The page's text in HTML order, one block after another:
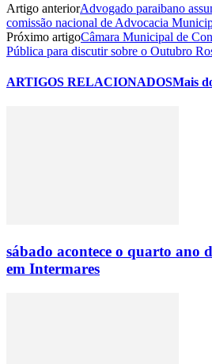
Artigo anteriorAdvogado paraibano
comissão nacional de Advocacia
Próximo artigoCâmara Municipal de
Pública para discutir sobre o Outubro
ARTIGOS RELACIONADOSMais
sábado acontece o quarto ano
em Intermares